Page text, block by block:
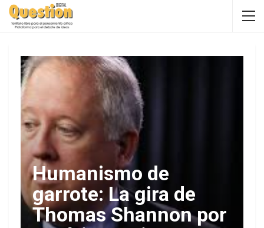
Humanismo de
garrote: La gira de
Thomas Shannon por